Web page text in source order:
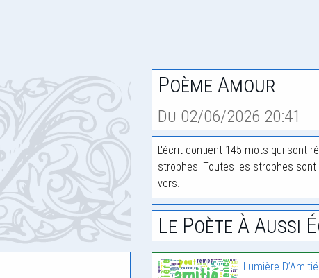
Poème Amour
Du 02/06/2026 20:41
L'écrit contient 145 mots qui sont
strophes. Toutes les strophes
vers.
Le Poète À Aussi
Lumière D’Amitié